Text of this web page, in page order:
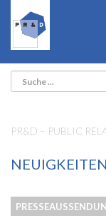
PR&D – PUBLIC
NEUIGKEITEN